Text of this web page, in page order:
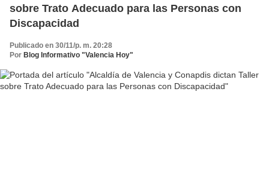
sobre Trato Adecuado para las Personas con
Discapacidad
Publicado en 30/11/p. m. 20:28
Por Blog Informativo "Valencia Hoy"